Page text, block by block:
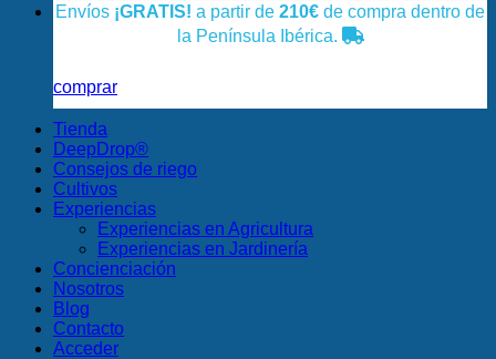
Envíos ¡GRATIS! a partir de 210€ de compra dentro de
la Península Ibérica.
comprar
Tienda
DeepDrop®
Consejos de riego
Cultivos
Experiencias
Experiencias en Agricultura
Experiencias en Jardinería
Concienciación
Nosotros
Blog
Contacto
Acceder